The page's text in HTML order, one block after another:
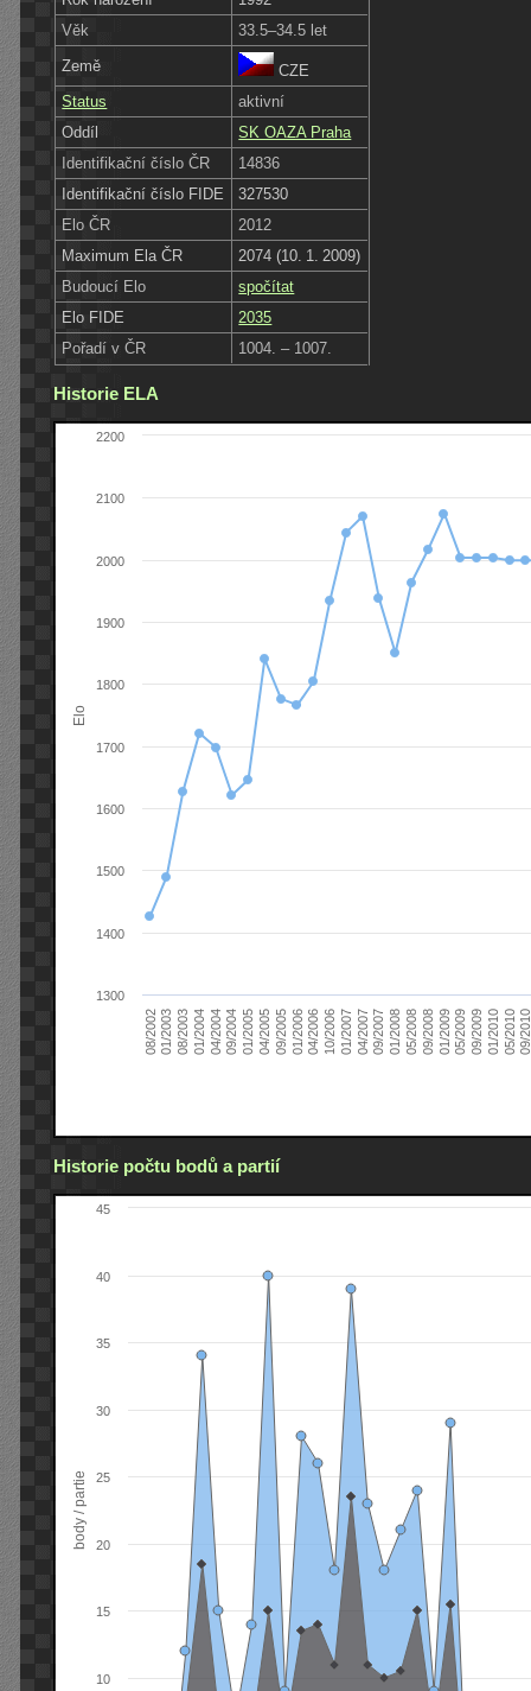
Věk
33.5–34.5 let
Země
CZE
Status
aktivní
Oddíl
SK OAZA Praha
Identifikační číslo ČR
14836
Identifikační číslo FIDE
327530
Elo ČR
2012
Maximum Ela ČR
2074 (10. 1. 2009)
Budoucí Elo
spočítat
Elo FIDE
2035
Pořadí v ČR
1004. – 1007.
Historie ELA
Elo
08/200201/200308/200301/200404/200409/200401/200504/200509/200501/200604/200610/200601/200704/200709/200701/200805/200809/200801/200905/200909/200901/201005/201009/
1300
1400
1500
1600
1700
1800
1900
2000
2100
2200
Historie počtu bodů a partií
body / partie
10
15
20
25
30
35
40
45